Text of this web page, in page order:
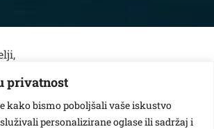
privatnost
kako bismo poboljšali vaše iskustvo
personalizirane oglase ili sadržaj i
o radu vrtića od ponedjeljka,
vrtića od 25.05.2020._